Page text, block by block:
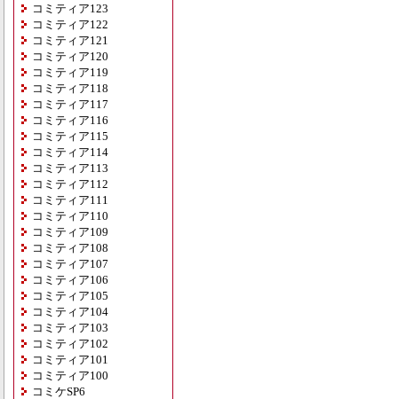
コミティア123
コミティア122
コミティア121
コミティア120
コミティア119
コミティア118
コミティア117
コミティア116
コミティア115
コミティア114
コミティア113
コミティア112
コミティア111
コミティア110
コミティア109
コミティア108
コミティア107
コミティア106
コミティア105
コミティア104
コミティア103
コミティア102
コミティア101
コミティア100
コミケSP6